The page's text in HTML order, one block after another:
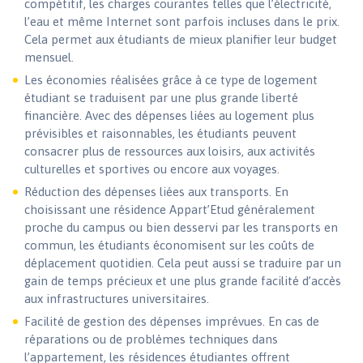
compétitif, les charges courantes telles que l’électricité,
l’eau et même Internet sont parfois incluses dans le prix.
Cela permet aux étudiants de mieux planifier leur budget
mensuel.
Les économies réalisées grâce à ce type de logement
étudiant se traduisent par une plus grande liberté
financière. Avec des dépenses liées au logement plus
prévisibles et raisonnables, les étudiants peuvent
consacrer plus de ressources aux loisirs, aux activités
culturelles et sportives ou encore aux voyages.
Réduction des dépenses liées aux transports. En
choisissant une résidence Appart’Etud généralement
proche du campus ou bien desservi par les transports en
commun, les étudiants économisent sur les coûts de
déplacement quotidien. Cela peut aussi se traduire par un
gain de temps précieux et une plus grande facilité d’accès
aux infrastructures universitaires.
Facilité de gestion des dépenses imprévues. En cas de
réparations ou de problèmes techniques dans
l’appartement, les résidences étudiantes offrent